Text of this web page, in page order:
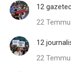
12
22
12
22